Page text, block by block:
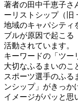
著者の田中千恵子さ
ーリストシップ（旧
地域のキャパシティ
ブルが原因で起こる
活動されています。
キーワードの「ツー
大切なふるまいのこ
スポーツ選手のふる
ンシップ」がきっか
イメージがパッと思